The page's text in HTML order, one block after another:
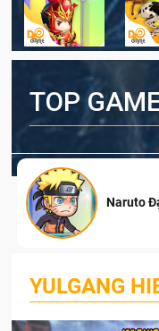
TOP
Naruto
YULGANG